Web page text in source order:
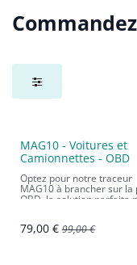
Promo
MAG10 - Voitures et
Camionnettes - OBD
Optez pour notre traceur
MAG10 à brancher sur la
OBD, la solution parfaite
Abonnement 1 mois inclus.
79,00 € 99,00€